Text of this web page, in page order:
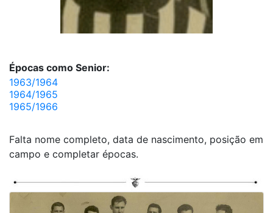
Épocas como Senior:
1963/1964
1964/1965
1965/1966
Falta nome completo, data de nascimento, posição em
campo e completar épocas.